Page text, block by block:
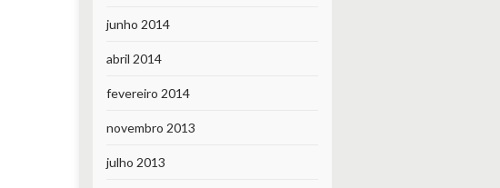
junho 2014
abril 2014
fevereiro 2014
novembro 2013
julho 2013